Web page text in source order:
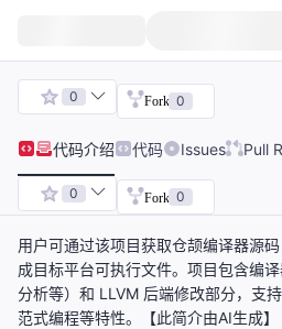
0 Fork 0
代码介绍 代码 Issues Pull
0 Fork 0
用户可通过该项目获取仓颉编译器源
成目标平台可执行文件。项目包含编
分析等）和 LLVM 后端修改部分，支
范式编程等特性。【此简介由AI生成】